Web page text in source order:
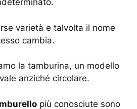
varietà e talvolta il nome
cambia.
la tamburina, un modello
anziché circolare.
più conosciute sono